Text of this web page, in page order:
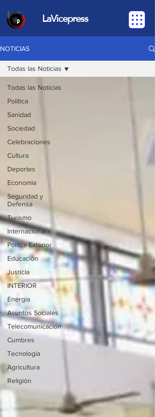
LaVicepress
NOTICIAS
Todas las Noticias
Política
Sanidad
Sociedad
Celebraciones
Cultura
Deportes
Economia
Seguridad y
Defensa
Turismo
Internacional
Politca Exterior
Educación
Justicia
INTERIOR
Energia
Asuntos Sociales
Telecomunicación
Cumbres
Tecnología
Agricultura
Religión
Todas las Noticias